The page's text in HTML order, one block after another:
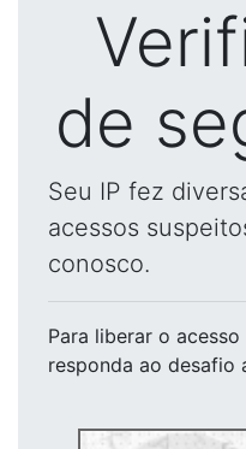
de
Seu IP fez
acessos
conosco.
Para liberar o acesso
responda ao desafio